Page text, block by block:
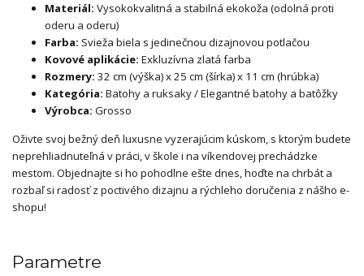
Materiál: Vysokokvalitná a stabilná ekokoža (odolná proti
oderu a oderu)
Farba: Svieža biela s jedinečnou dizajnovou potlačou
Kovové aplikácie: Exkluzívna zlatá farba
Rozmery: 32 cm (výška) x 25 cm (šírka) x 11 cm (hrúbka)
Kategória: Batohy a ruksaky / Elegantné batohy a batôžky
Výrobca: Grosso
Oživte svoj bežný deň luxusne vyzerajúcim kúskom, s ktorým budete
neprehliadnuteľná v práci, v škole i na víkendovej prechádzke
mestom. Objednajte si ho pohodlne ešte dnes, hoďte na chrbát a
rozbaľ si radosť z poctivého dizajnu a rýchleho doručenia z nášho e-
shopu!
Parametre